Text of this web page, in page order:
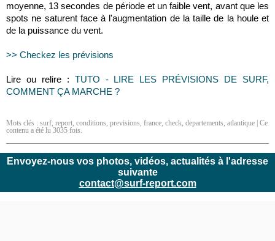
moyenne, 13 secondes de période et un faible vent, avant que les
spots ne saturent face à l'augmentation de la taille de la houle et
de la puissance du vent.
>> Checkez les prévisions
Lire ou relire : TUTO - LIRE LES PRÉVISIONS DE SURF,
COMMENT ÇA MARCHE ?
Mots clés : surf, report, conditions, previsions, france, check, departements, atlantique | Ce
contenu a été lu 3035 fois.
Envoyez-nous vos photos, vidéos, actualités à l'adresse
suivante
contact@surf-report.com